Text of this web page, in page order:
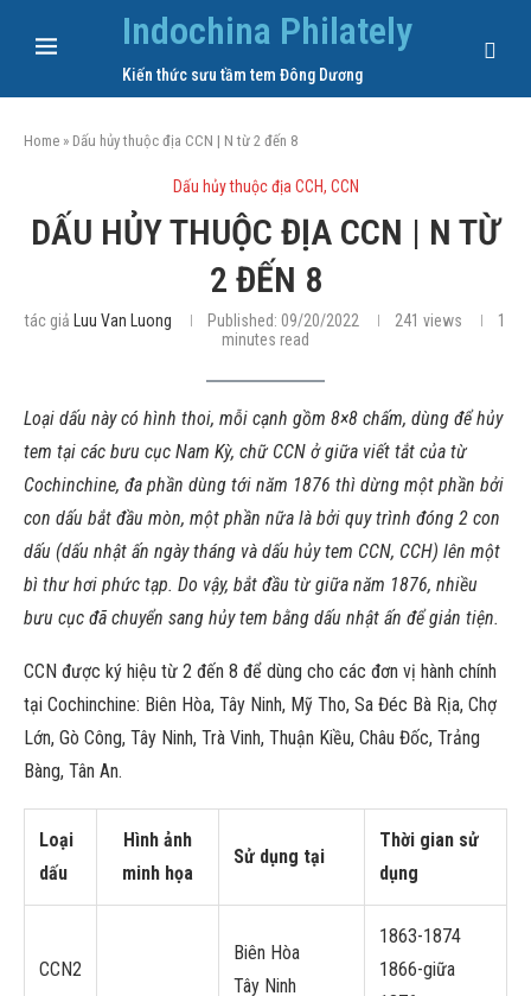
Indochina Philately
Kiến thức sưu tầm tem Đông Dương
Home » Dấu hủy thuộc địa CCN | N từ 2 đến 8
Dấu hủy thuộc địa CCH, CCN
DẤU HỦY THUỘC ĐỊA CCN | N TỪ
2 ĐẾN 8
tác giả Luu Van Luong Published: 09/20/2022 241 views
1
minutes read
Loại dấu này có hình thoi, mỗi cạnh gồm 8×8 chấm, dùng để hủy
tem tại các bưu cục Nam Kỳ, chữ CCN ở giữa viết tắt của từ
Cochinchine, đa phần dùng tới năm 1876 thì dừng một phần bởi
con dấu bắt đầu mòn, một phần nữa là bởi quy trình đóng 2 con
dấu (dấu nhật ấn ngày tháng và dấu hủy tem CCN, CCH) lên một
bì thư hơi phức tạp. Do vậy, bắt đầu từ giữa năm 1876, nhiều
bưu cục đã chuyển sang hủy tem bằng dấu nhật ấn để giản tiện.
CCN được ký hiệu từ 2 đến 8 để dùng cho các đơn vị hành chính
tại Cochinchine: Biên Hòa, Tây Ninh, Mỹ Tho, Sa Đéc Bà Rịa, Chợ
Lớn, Gò Công, Tây Ninh, Trà Vinh, Thuận Kiều, Châu Đốc, Trảng
Bàng, Tân An.
Loại
dấu
Hình ảnh
minh họa
Sử dụng tại
Thời gian sử
dụng
CCN2
Biên Hòa
Tây Ninh
1863-1874
1866-giữa